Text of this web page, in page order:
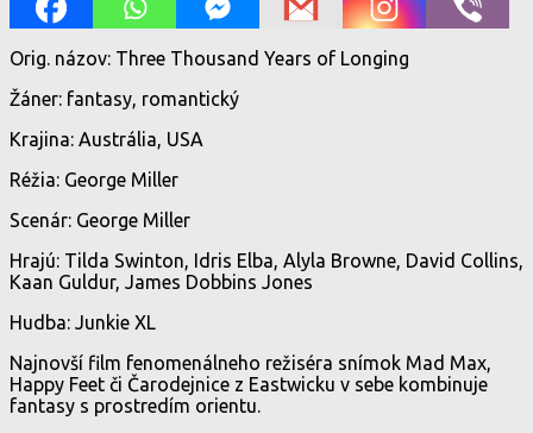
Orig. názov: Three Thousand Years of Longing
Žáner: fantasy, romantický
Krajina: Austrália, USA
Réžia: George Miller
Scenár: George Miller
Hrajú: Tilda Swinton, Idris Elba, Alyla Browne, David Collins,
Kaan Guldur, James Dobbins Jones
Hudba: Junkie XL
Najnovší film fenomenálneho režiséra snímok Mad Max,
Happy Feet či Čarodejnice z Eastwicku v sebe kombinuje
fantasy s prostredím orientu.